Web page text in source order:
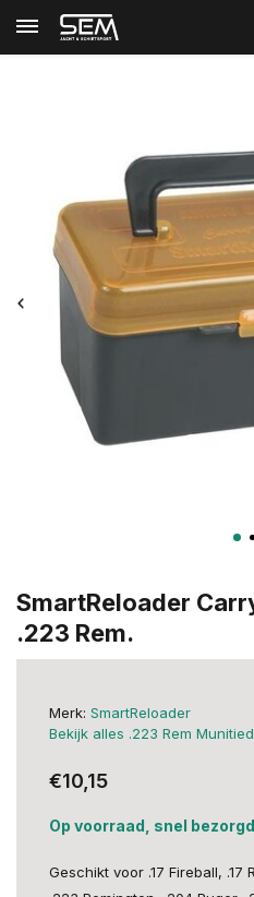
Terug Home
SmartReloader
.223 Rem.
Merk: SmartReloader
Bekijk alles .223 Rem
€10,15
Op voorraad, snel bezorgd
Geschikt voor .17 Fireball, .17